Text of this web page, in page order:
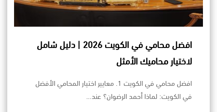
افضل محامي في الكويت 2026 | دليل شامل
لاختيار محاميك الأمثل
افضل محامي في الكويت 1. معايير اختيار المحامي الأفضل
في الكويت: لماذا أحمد الرضوان؟ عند…